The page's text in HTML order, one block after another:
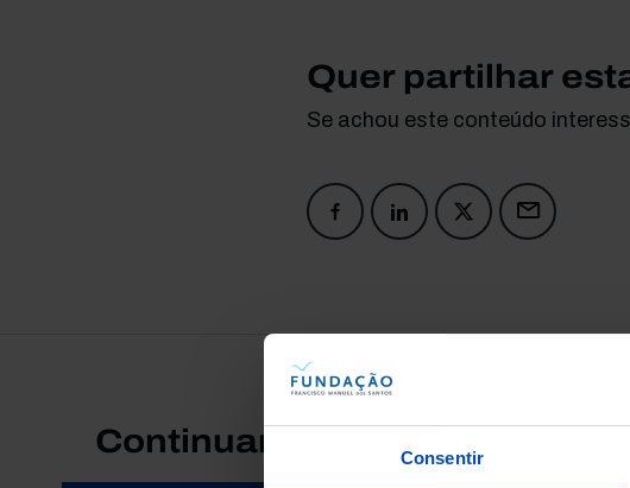
Consentir
Quer partilhar
Se achou este conteúdo
Continuar a pesquisar